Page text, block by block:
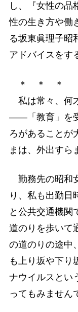
し、『女性の品
性の生き方や働
る坂東眞理子昭
アドバイスをす
＊ ＊ ＊
私は常々、何
――「教育」を
ろがあることが
まは、外出すら
勤務先の昭和
り、私も出勤日
と公共交通機関
道のりを歩いて
の道のりの途中
も上り坂や下り
ナウイルスとい
ってもみません